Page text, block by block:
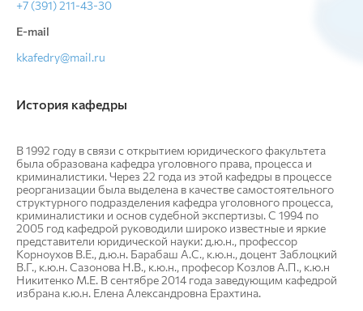
+7 (391) 211-43-30
E-mail
kkafedry@mail.ru
История кафедры
В 1992 году в связи с открытием юридического факультета
была образована кафедра уголовного права, процесса и
криминалистики. Через 22 года из этой кафедры в процессе
реорганизации была выделена в качестве самостоятельного
структурного подразделения кафедра уголовного процесса,
криминалистики и основ судебной экспертизы. С 1994 по
2005 год кафедрой руководили широко известные и яркие
представители юридической науки: д.ю.н., профессор
Корноухов В.Е., д.ю.н. Барабаш А.С., к.ю.н., доцент Заблоцкий
В.Г., к.ю.н. Сазонова Н.В., к.ю.н., професор Козлов А.П., к.ю.н
Никитенко М.Е. В сентябре 2014 года заведующим кафедрой
избрана к.ю.н. Елена Александровна Ерахтина.